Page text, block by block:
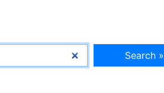
Search »